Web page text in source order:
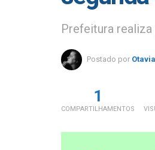
Prefeitura
Postado por
1
COMPARTILHAMENTOS